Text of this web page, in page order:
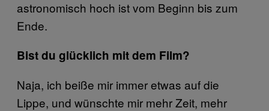
astronomisch hoch ist vom Beginn bis zum
Ende.
Bist du glücklich mit dem Film?
Naja, ich beiße mir immer etwas auf die
Lippe, und wünschte mir mehr Zeit, mehr